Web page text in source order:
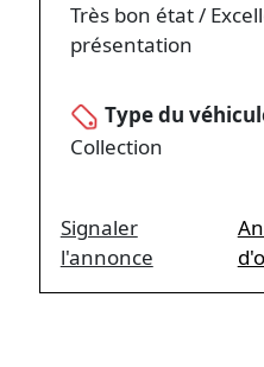
Très bon état /
présentation
Type du
Collection
Signaler
l'annonce